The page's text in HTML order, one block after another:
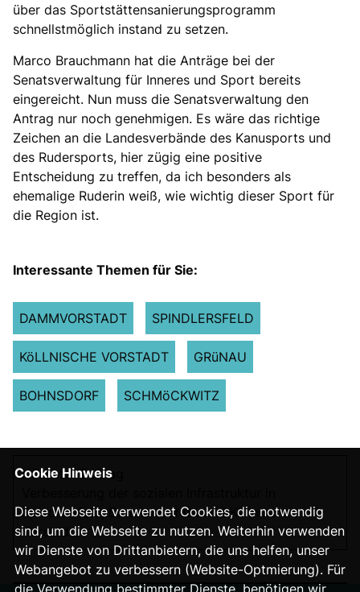
über das Sportstättensanierungsprogramm
schnellstmöglich instand zu setzen.
Marco Brauchmann hat die Anträge bei der
Senatsverwaltung für Inneres und Sport bereits
eingereicht. Nun muss die Senatsverwaltung den
Antrag nur noch genehmigen. Es wäre das richtige
Zeichen an die Landesverbände des Kanusports und
des Rudersports, hier zügig eine positive
Entscheidung zu treffen, da ich besonders als
ehemalige Ruderin weiß, wie wichtig dieser Sport für
die Region ist.
Interessante Themen für Sie:
DAMMVORSTADT SPINDLERSFELD
KöLLNISCHE VORSTADT GRüNAU
BOHNSDORF SCHMöCKWITZ
Nächster Beitrag
Spindlersfeld, Dammvorstadt und Köllnische
Vorstadt:
Cookie Hinweis
Diese Webseite verwendet Cookies, die notwendig
sind, um die Webseite zu nutzen. Weiterhin verwenden
wir Dienste von Drittanbietern, die uns helfen, unser
Webangebot zu verbessern (Website-Optmierung). Für
die Verwendung bestimmter Dienste, benötigen wir